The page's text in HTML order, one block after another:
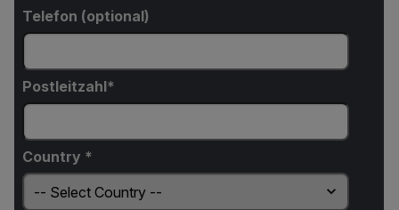
Telefon (optional)
Postleitzahl*
Country *